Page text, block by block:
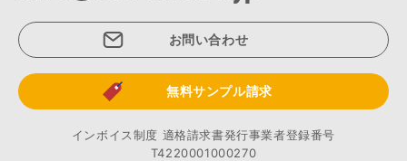
お問い合わせ
無料サンプル請求
インボイス制度 適格請求書発行事業者登録番号
T4220001000270